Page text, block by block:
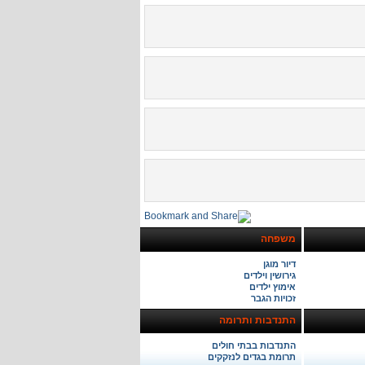
משפחה
דיור מוגן
גירושין וילדים
אימוץ ילדים
זכויות הגבר
התנדבות ותרומה
התנדבות בבתי חולים
תרומת בגדים לנזקקים